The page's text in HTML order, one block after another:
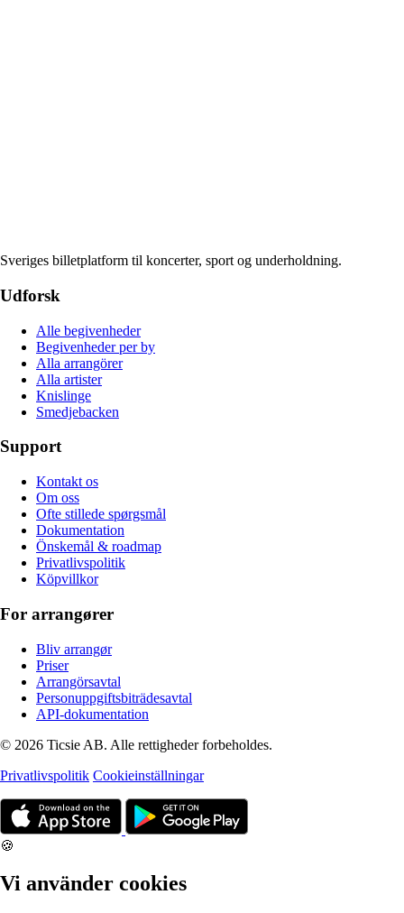
Sveriges billetplatform til koncerter, sport og underholdning.
Udforsk
Alle begivenheder
Begivenheder per by
Alla arrangörer
Alla artister
Knislinge
Smedjebacken
Support
Kontakt os
Om oss
Ofte stillede spørgsmål
Dokumentation
Önskemål & roadmap
Privatlivspolitik
Köpvillkor
For arrangører
Bliv arrangør
Priser
Arrangörsavtal
Personuppgiftsbiträdesavtal
API-dokumentation
© 2026 Ticsie AB. Alle rettigheder forbeholdes.
Privatlivspolitik Cookieinställningar
🍪
Vi använder cookies